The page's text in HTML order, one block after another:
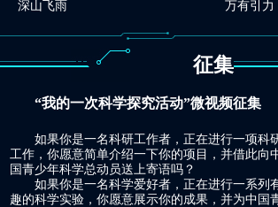
深山飞雨 万有引力
征集
“我的一次科学探究活动”微视频征集
如果你是一名科研工作者，正在进行一项科
工作，你愿意简单介绍一下你的项目，并借此向
国青少年科学总动员送上寄语吗？
如果你是一名科学爱好者，正在进行一系列
趣的科学实验，你愿意展示你的成果，并为中国